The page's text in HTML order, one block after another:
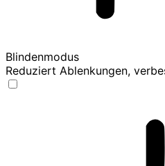
Blindenmodus
Reduziert Ablenkungen,